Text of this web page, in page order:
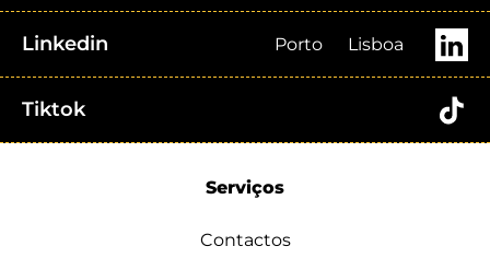
Linkedin Porto Lisboa
Tiktok
Serviços
Contactos